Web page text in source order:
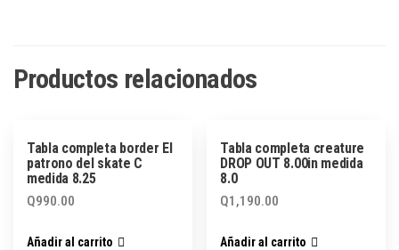
Productos relacionados
Tabla completa border El
patrono del skate C
medida 8.25
Q990.00
Añadir al carrito
Tabla completa creature
DROP OUT 8.00in medida
8.0
Q1,190.00
Añadir al carrito